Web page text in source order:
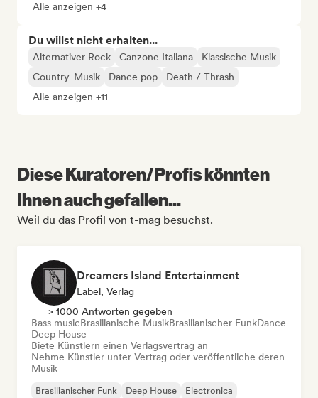
Alle anzeigen +4
Du willst nicht erhalten...
Alternativer Rock Canzone Italiana
Klassische Musik
Country-Musik
Dance pop
Death / Thrash
Alle anzeigen +11
Diese Kuratoren/Profis könnten
Ihnen auch gefallen...
Weil du das Profil von t-mag besuchst.
Dreamers Island Entertainment
Label, Verlag
> 1000 Antworten gegeben
Bass musicBrasilianische MusikBrasilianischer FunkDance
Deep House
Biete Künstlern einen Verlagsvertrag an
Nehme Künstler unter Vertrag oder veröffentliche deren
Musik
Brasilianischer Funk Deep House Electronica